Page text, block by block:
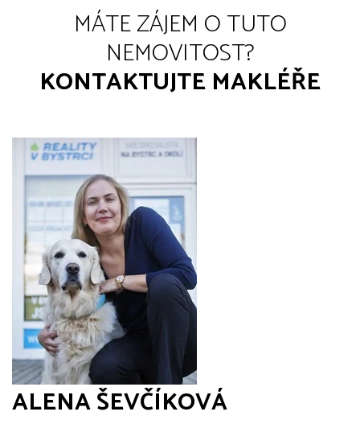
MÁTE ZÁJEM O TUTO
NEMOVITOST?
KONTAKTUJTE MAKLÉŘE
ALENA ŠEVČÍKOVÁ